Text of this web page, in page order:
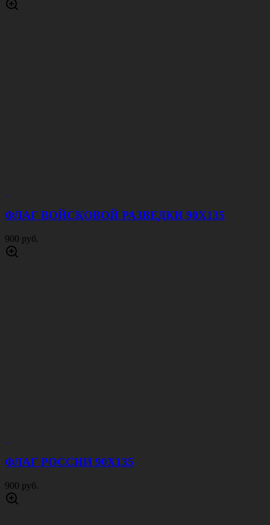
ФЛАГ ВОЙСКОВОЙ РАЗВЕДКИ 90Х135
900 руб.
ФЛАГ РОССИИ 90Х135
900 руб.